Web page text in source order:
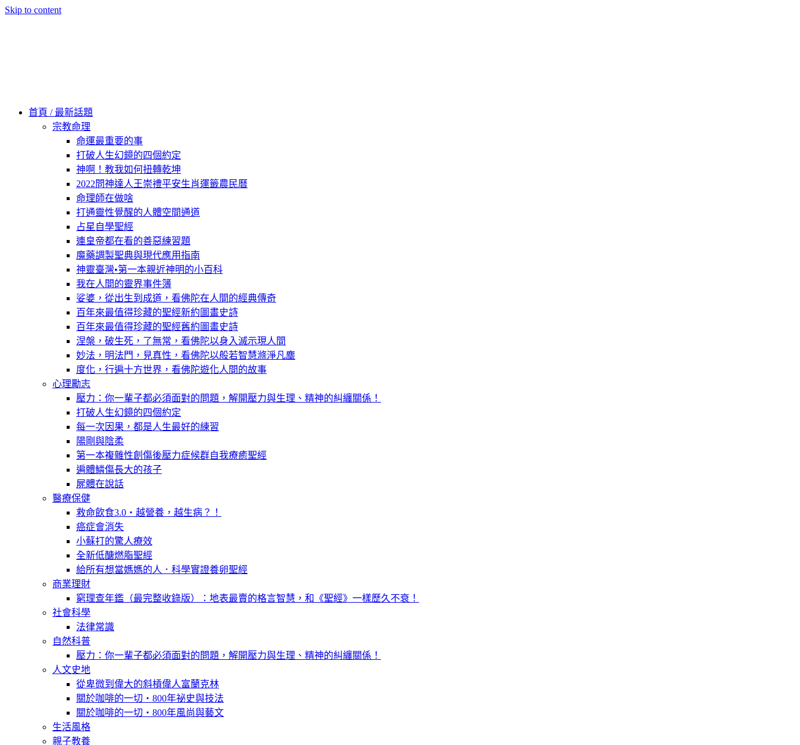
Skip to content
首頁 / 最新話題
宗教命理
命運最重要的事
打破人生幻鏡的四個約定
神啊！教我如何扭轉乾坤
2022問神達人王崇禮平安生肖運籤農民曆
命理師在做啥
打通靈性覺醒的人體空間通道
占星自學聖經
連皇帝都在看的善惡練習題
魔藥調製聖典與現代應用指南
神靈臺灣•第一本親近神明的小百科
我在人間的靈界事件簿
娑婆，從出生到成道，看佛陀在人間的經典傳奇
百年來最值得珍藏的聖經新約圖畫史詩
百年來最值得珍藏的聖經舊約圖畫史詩
涅槃，破生死，了無常，看佛陀以身入滅示現人間
妙法，明法門，見真性，看佛陀以般若智慧滌淨凡塵
度化，行遍十方世界，看佛陀遊化人間的故事
心理勵志
壓力：你一輩子都必須面對的問題，解開壓力與生理、精神的糾纏關係！
打破人生幻鏡的四個約定
每一次因果，都是人生最好的練習
陽剛與陰柔
第一本複雜性創傷後壓力症候群自我療癒聖經
遍體鱗傷長大的孩子
屍體在說話
醫療保健
救命飲食3.0‧越營養，越生病？！
癌症會消失
小蘇打的驚人療效
全新低醣燃脂聖經
給所有想當媽媽的人．科學實證養卵聖經
商業理財
窮理查年鑑（最完整收錄版）：地表最賣的格言智慧，和《聖經》一樣歷久不衰！
社會科學
法律常識
自然科普
壓力：你一輩子都必須面對的問題，解開壓力與生理、精神的糾纏關係！
人文史地
從卑微到偉大的斜槓偉人富蘭克林
關於咖啡的一切‧800年祕史與技法
關於咖啡的一切‧800年風尚與藝文
生活風格
親子教養